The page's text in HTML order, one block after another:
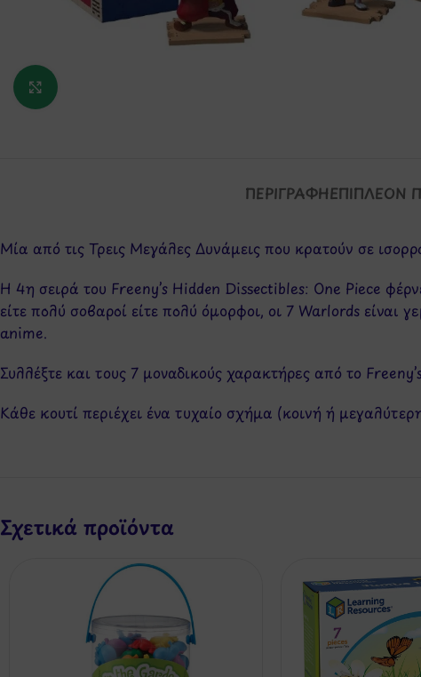
ΠΕΡΙΓΡΑΦΉΕΠΙΠΛΈΟΝ
Μία από τις Τρεις Μεγάλες Δυνάμεις που κρατούν σε
Η 4η σειρά του Freeny’s Hidden Dissectibles: One Piece
είτε πολύ σοβαροί είτε πολύ όμορφοι, οι 7 Warlords είναι
anime.
Συλλέξτε και τους 7 μοναδικούς χαρακτήρες από το
Κάθε κουτί περιέχει ένα τυχαίο σχήμα (κοινή ή
Σχετικά προϊόντα